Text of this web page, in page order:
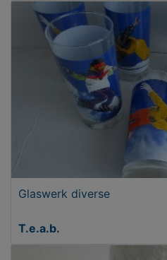
Glaswerk diverse
T.e.a.b.